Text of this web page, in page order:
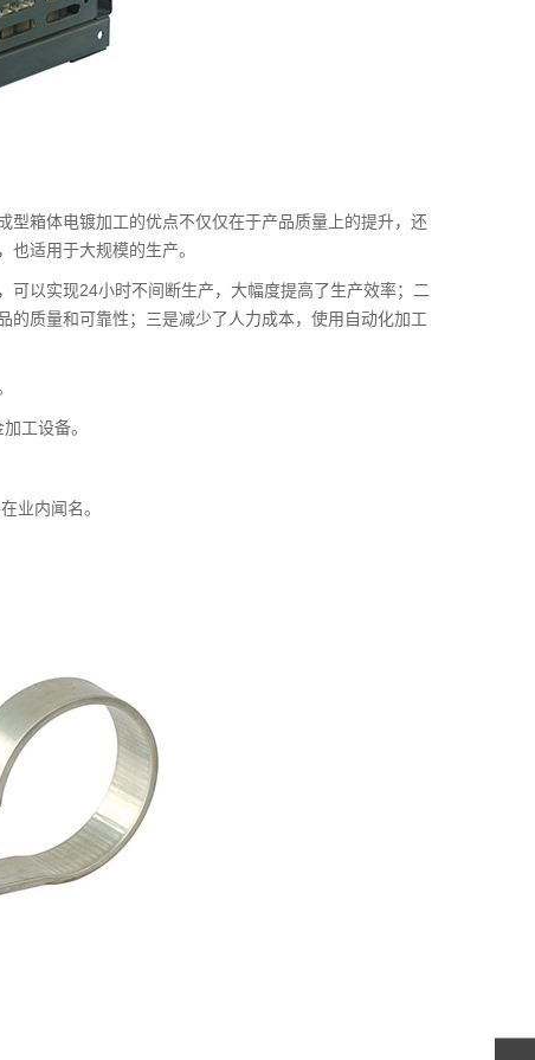
箱体电镀加工的优点不仅仅在于产品质量上的提升，还
适用于大规模的生产。
以实现24小时不间断生产，大幅度提高了生产效率；二
质量和可靠性；三是减少了人力成本，使用自动化加工
工设备。
业内闻名。